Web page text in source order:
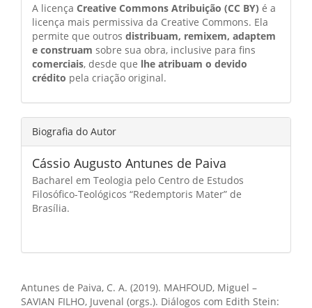
A licença Creative Commons Atribuição (CC BY) é a
licença mais permissiva da Creative Commons. Ela
permite que outros distribuam, remixem, adaptem
e construam sobre sua obra, inclusive para fins
comerciais, desde que lhe atribuam o devido
crédito pela criação original.
Biografia do Autor
Cássio Augusto Antunes de Paiva
Bacharel em Teologia pelo Centro de Estudos
Filosófico-Teológicos “Redemptoris Mater” de
Brasília.
Antunes de Paiva, C. A. (2019). MAHFOUD, Miguel –
SAVIAN FILHO, Juvenal (orgs.). Diálogos com Edith Stein: